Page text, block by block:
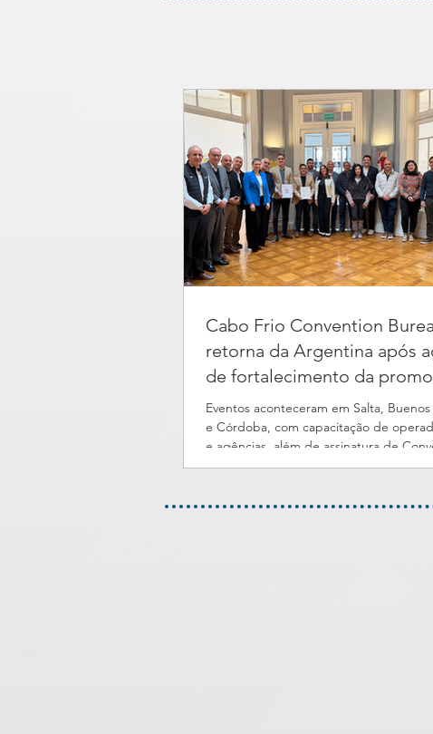
Cabo Frio Convention
retorna da Argentina após
de fortalecimento da
internacional no país
Eventos aconteceram em Salta, Buenos
e Córdoba, com capacitação de
e agências, além de assinatura de
de Cooperação O Cabo Frio Convention &
Argentina. Na última segunda-feira (29/